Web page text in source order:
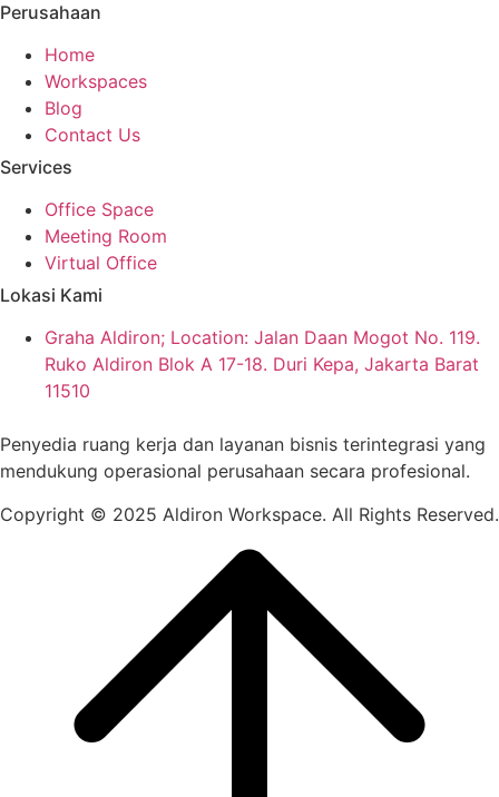
Perusahaan
Home
Workspaces
Blog
Contact Us
Services
Office Space
Meeting Room
Virtual Office
Lokasi Kami
Graha Aldiron; Location: Jalan Daan Mogot No. 119.
Ruko Aldiron Blok A 17-18. Duri Kepa, Jakarta Barat
11510
Penyedia ruang kerja dan layanan bisnis terintegrasi yang
mendukung operasional perusahaan secara profesional.
Copyright © 2025 Aldiron Workspace. All Rights Reserved.